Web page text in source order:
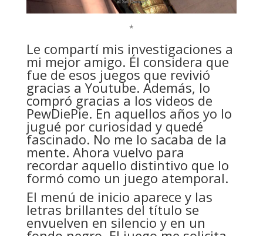
*
Le compartí mis investigaciones a
mi mejor amigo. Él considera que
fue de esos juegos que revivió
gracias a Youtube. Además, lo
compró gracias a los videos de
PewDiePie. En aquellos años yo lo
jugué por curiosidad y quedé
fascinado. No me lo sacaba de la
mente. Ahora vuelvo para
recordar aquello distintivo que lo
formó como un juego atemporal.
El menú de inicio aparece y las
letras brillantes del título se
envuelven en silencio y en un